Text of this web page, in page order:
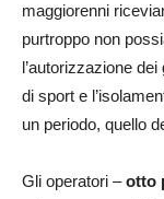
maggiorenni
purtroppo non
l’autorizzazione
di sport e
un periodo, quello
Gli operatori –otto